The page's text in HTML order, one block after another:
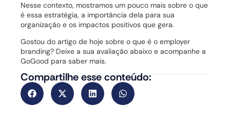
Nesse contexto, mostramos um pouco mais sobre o que
é essa estratégia, a importância dela para sua
organização e os impactos positivos que gera.
Gostou do artigo de hoje sobre o que é o employer
branding? Deixe a sua avaliação abaixo e acompanhe a
GoGood para saber mais.
Compartilhe esse conteúdo: